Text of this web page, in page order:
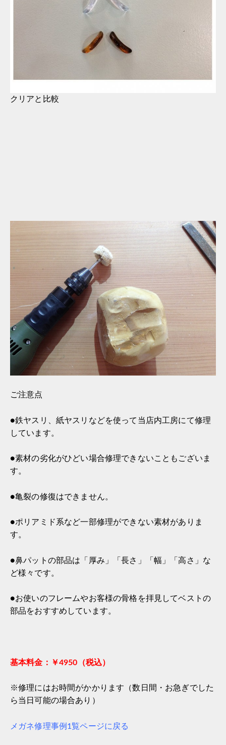
クリアと比較
ご注意点
●鉄ヤスリ、紙ヤスリなどを使って当店内工房にて修理
しています。
●素材の劣化がひどい場合修理できないこともございま
す。
●亀裂の修復はできません。
●ポリアミド系など一部修理ができない素材がありま
す。
●鼻パットの部品は「厚み」「長さ」「幅」「高さ」な
ど様々です。
●お使いのフレームやお客様の骨格を拝見してベストの
部品をおすすめしています。
基本料金：￥4950（税込）
※修理にはお時間がかかります（数日間・お急ぎでした
ら当日可能の場合あり）
メガネ修理事例1覧ページに戻る